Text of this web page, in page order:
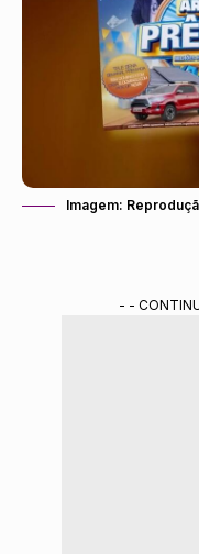
Imagem:
- -